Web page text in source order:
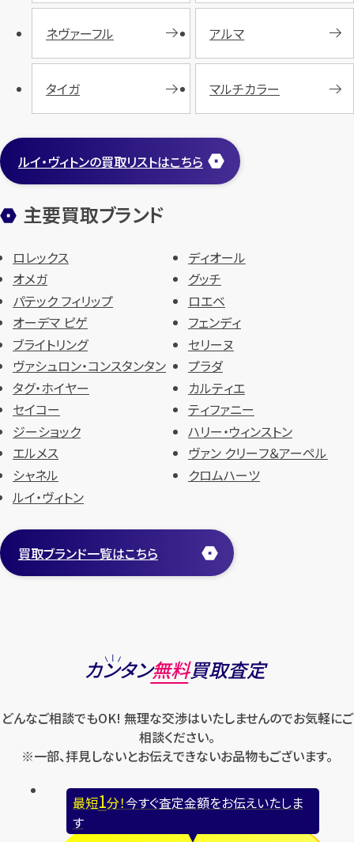
ネヴァーフル アルマ
タイガ マルチカラー
ルイ・ヴィトンの買取リストはこちら
主要買取ブランド
ロレックス
オメガ
パテック フィリップ
オーデマ ピゲ
ブライトリング
ヴァシュロン・コンスタンタン
タグ・ホイヤー
セイコー
ジーショック
エルメス
シャネル
ルイ・ヴィトン
ディオール
グッチ
ロエベ
フェンディ
セリーヌ
プラダ
カルティエ
ティファニー
ハリー・ウィンストン
ヴァン クリーフ＆アーペル
クロムハーツ
買取ブランド一覧はこちら
カンタン無料買取査定
どんなご相談でもOK! 無理な交渉はいたしませんのでお気軽にご
相談ください。
※一部、拝見しないとお伝えできないお品物もございます。
最短1分！今すぐ査定金額をお伝えいたしま
す